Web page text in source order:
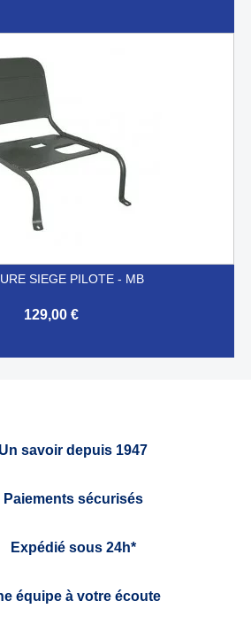
SIEGE PILOTE - MB
129,00 €
Un savoir depuis 1947
Paiements sécurisés
Expédié sous 24h*
équipe à votre écoute